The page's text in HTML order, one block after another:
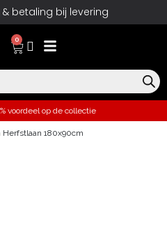
betaling bij levering
0
voordeel op de collectie
180x90cm